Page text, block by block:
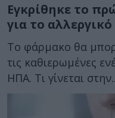
Εγκρίθηκε το
για το
Το φάρμακο θα
τις καθιερωμένες
ΗΠΑ. Τι γίνεται